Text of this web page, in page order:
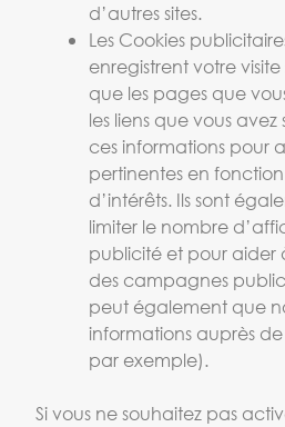
d’autres sites.
Les Cookies
enregistrent votre visite
que les pages que
les liens que vous avez
ces informations pour
pertinentes en
d’intérêts. Ils sont
limiter le nombre
publicité et pour aider
des campagnes
peut également que
informations auprès
par exemple).
Si vous ne souhaitez pas